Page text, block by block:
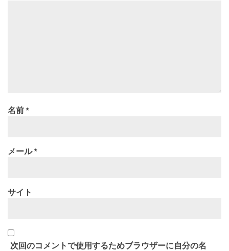
名前*
メール*
サイト
次回のコメントで使用するためブラウザーに自分の名